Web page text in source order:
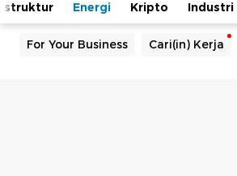
Energi Kripto Industri
For Your Business Cari(in) Kerja